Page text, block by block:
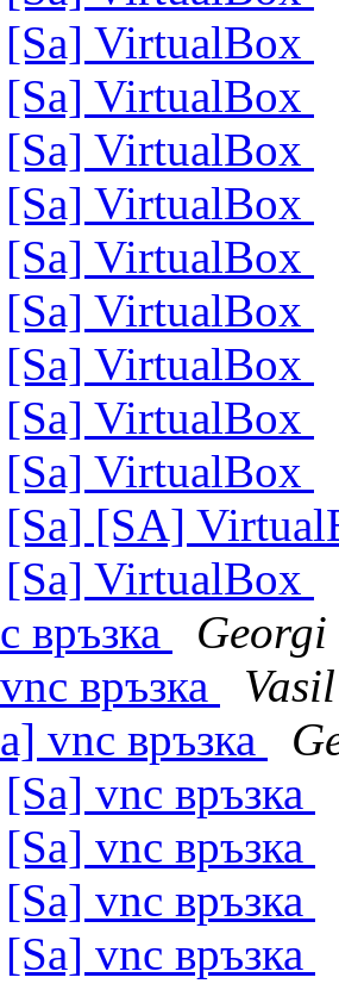
[Sa] VirtualBox
[Sa] VirtualBox
[Sa] VirtualBox
[Sa] VirtualBox
[Sa] VirtualBox
[Sa] VirtualBox
[Sa] VirtualBox
[Sa] VirtualBox
[Sa] VirtualBox
[Sa] [SA]
[Sa] VirtualBox
връзка
Georgi
връзка
vnc връзка
[Sa] vnc връзка
[Sa] vnc връзка
[Sa] vnc връзка
[Sa] vnc връзка